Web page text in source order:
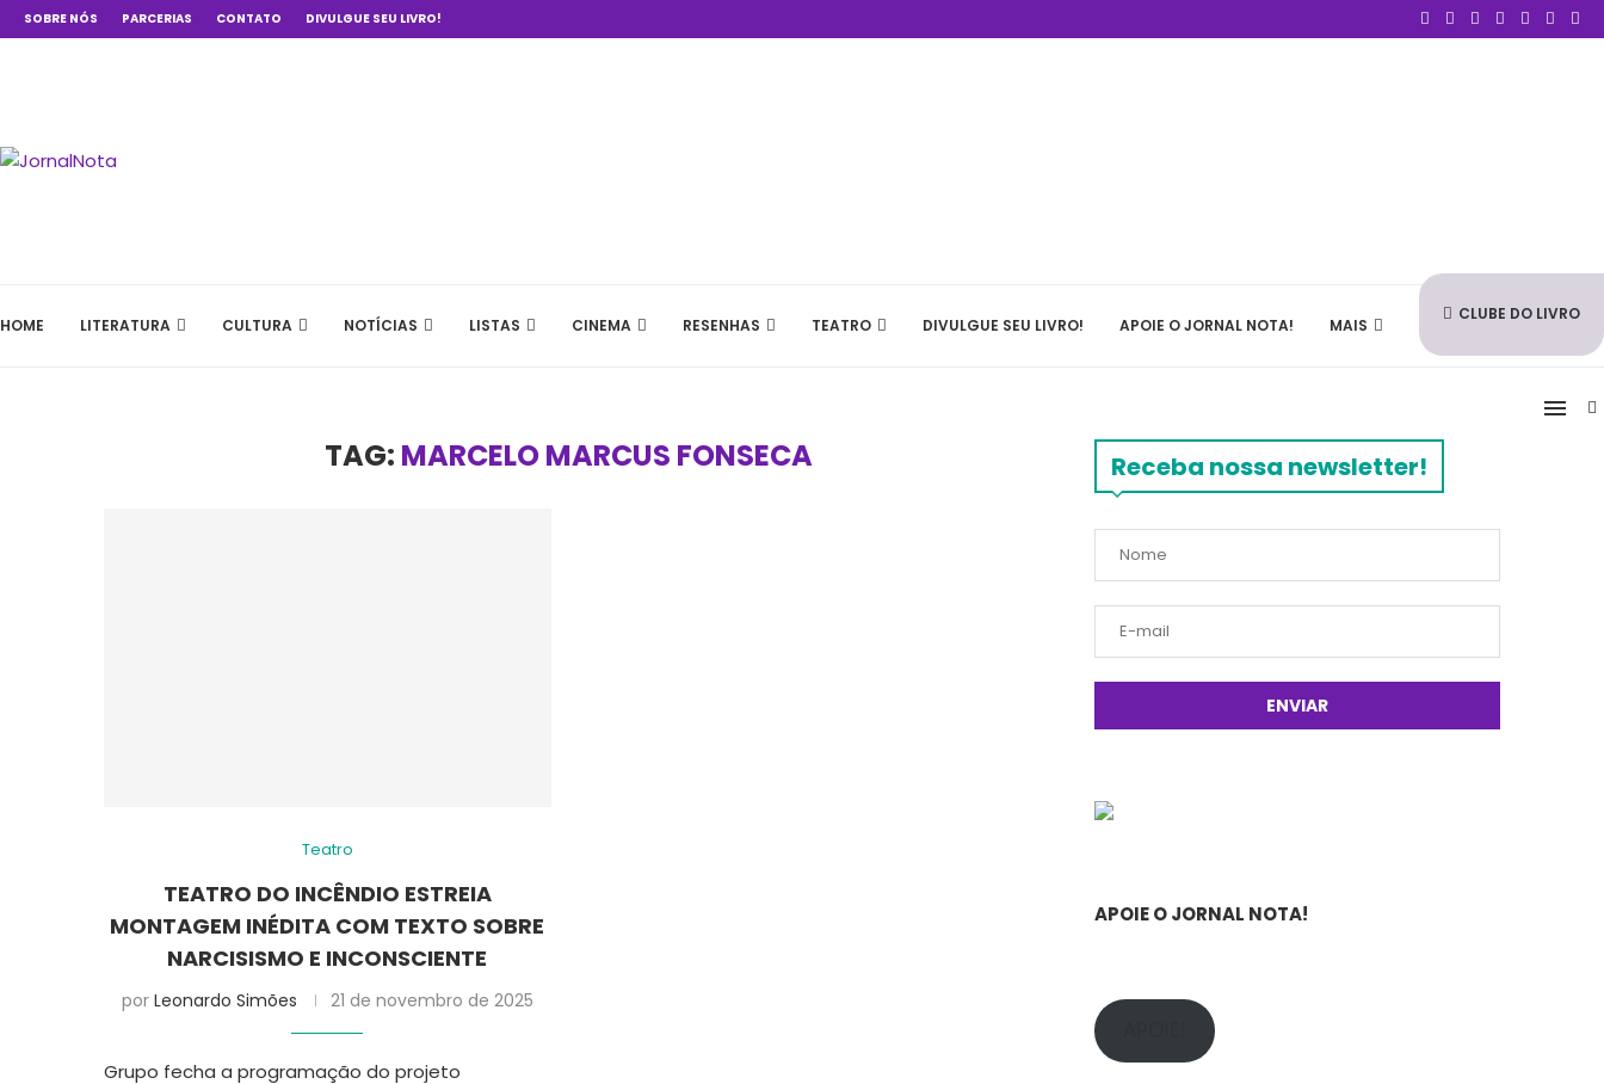
SOBRE NÓS PARCERIAS CONTATO DIVULGUE SEU LIVRO!
HOME LITERATURA CULTURA NOTÍCIAS LISTAS CINEMA RESENHAS TEATRO DIVULGUE SEU LIVRO! APOIE O JORNAL NOTA! MAIS
CLUBE DO LIVRO
TAG: MARCELO MARCUS FONSECA
Teatro
TEATRO DO INCÊNDIO ESTREIA
MONTAGEM INÉDITA COM TEXTO SOBRE
NARCISISMO E INCONSCIENTE
por Leonardo Simões 21 de novembro de 2025
Grupo fecha a programação do projeto
Receba nossa newsletter!
APOIE O JORNAL NOTA!